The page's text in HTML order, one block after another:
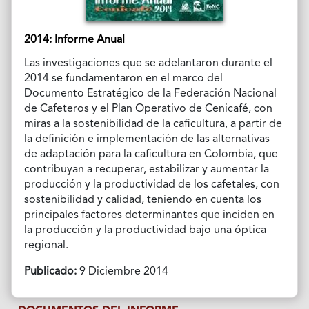
2014: Informe Anual
Las investigaciones que se adelantaron durante el
2014 se fundamentaron en el marco del
Documento Estratégico de la Federación Nacional
de Cafeteros y el Plan Operativo de Cenicafé, con
miras a la sostenibilidad de la caficultura, a partir de
la definición e implementación de las alternativas
de adaptación para la caficultura en Colombia, que
contribuyan a recuperar, estabilizar y aumentar la
producción y la productividad de los cafetales, con
sostenibilidad y calidad, teniendo en cuenta los
principales factores determinantes que inciden en
la producción y la productividad bajo una óptica
regional.
Publicado:9 Diciembre 2014